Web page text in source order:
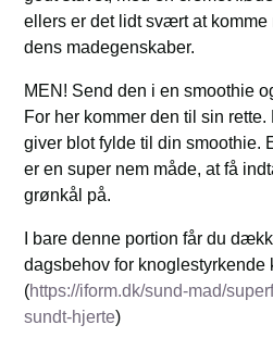
ellers er det lidt svært at komme
dens madegenskaber.
MEN! Send den i en smoothie
For her kommer den til sin
giver blot fylde til din smoothie.
er en super nem måde, at få
grønkål på.
I bare denne portion får du
dagsbehov for knoglestyrkende
(https://iform.dk/sund-mad/
sundt-hjerte)